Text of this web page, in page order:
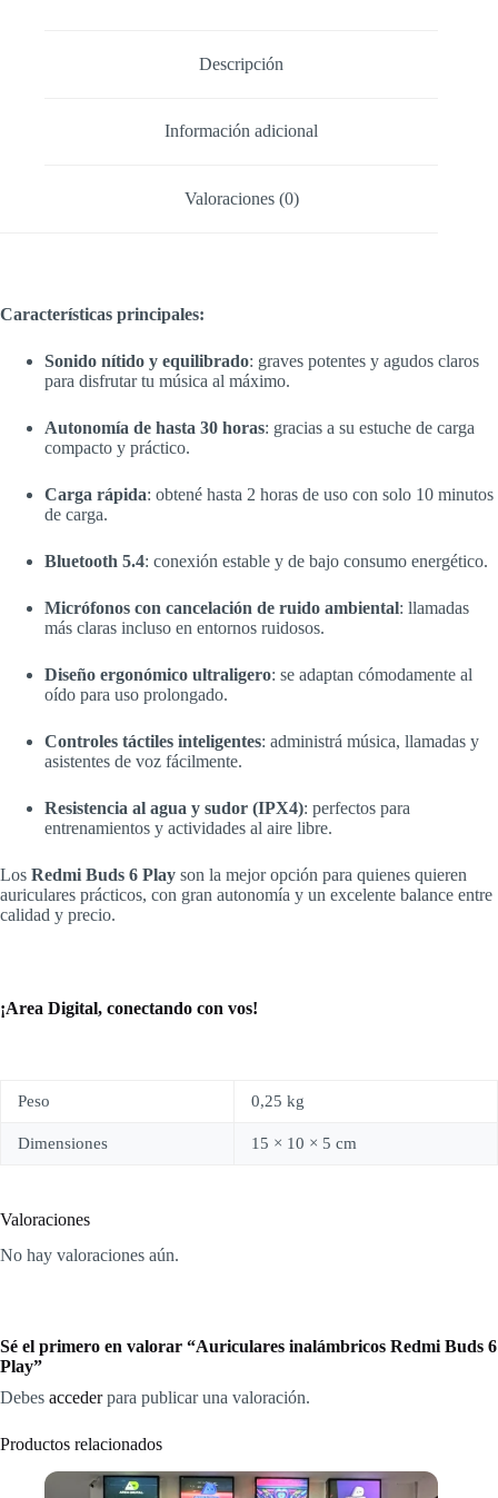
Descripción
Información adicional
Valoraciones (0)
Características principales:
Sonido nítido y equilibrado: graves potentes y agudos claros
para disfrutar tu música al máximo.
Autonomía de hasta 30 horas: gracias a su estuche de carga
compacto y práctico.
Carga rápida: obtené hasta 2 horas de uso con solo 10 minutos
de carga.
Bluetooth 5.4: conexión estable y de bajo consumo energético.
Micrófonos con cancelación de ruido ambiental: llamadas
más claras incluso en entornos ruidosos.
Diseño ergonómico ultraligero: se adaptan cómodamente al
oído para uso prolongado.
Controles táctiles inteligentes: administrá música, llamadas y
asistentes de voz fácilmente.
Resistencia al agua y sudor (IPX4): perfectos para
entrenamientos y actividades al aire libre.
Los Redmi Buds 6 Play son la mejor opción para quienes quieren
auriculares prácticos, con gran autonomía y un excelente balance entre
calidad y precio.
¡Area Digital, conectando con vos!
Peso 0,25 kg
Dimensiones 15 × 10 × 5 cm
Valoraciones
No hay valoraciones aún.
Sé el primero en valorar “Auriculares inalámbricos Redmi Buds 6
Play”
Debes accederpara publicar una valoración.
Productos relacionados